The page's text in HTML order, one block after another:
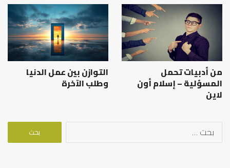
من أدبيات تحمل
المسؤلية – إسلام أون
لاين
التوازن بين عمل الدنيا
وطلب الآخرة
البحث